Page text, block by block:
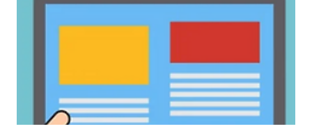
는 데이터를 수집하고 보관, 관리 및 서비스하기 위한 DB를 형성하기 위
한 과정을 간략하게 살펴보도록 하겠습니다. 가장 senseplus.xyz ..